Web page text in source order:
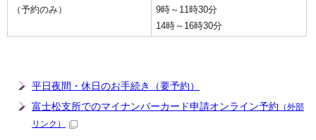
（予約のみ）
9時～11時30分
14時～16時30分
平日夜間・休日のお手続き（要予約）
富士松支所でのマイナンバーカード申請オンライン予約 （外部
リンク）